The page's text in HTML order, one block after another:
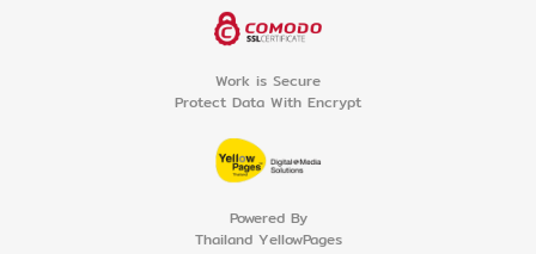
Work is Secure
Protect Data With Encrypt
Powered By
Thailand YellowPages